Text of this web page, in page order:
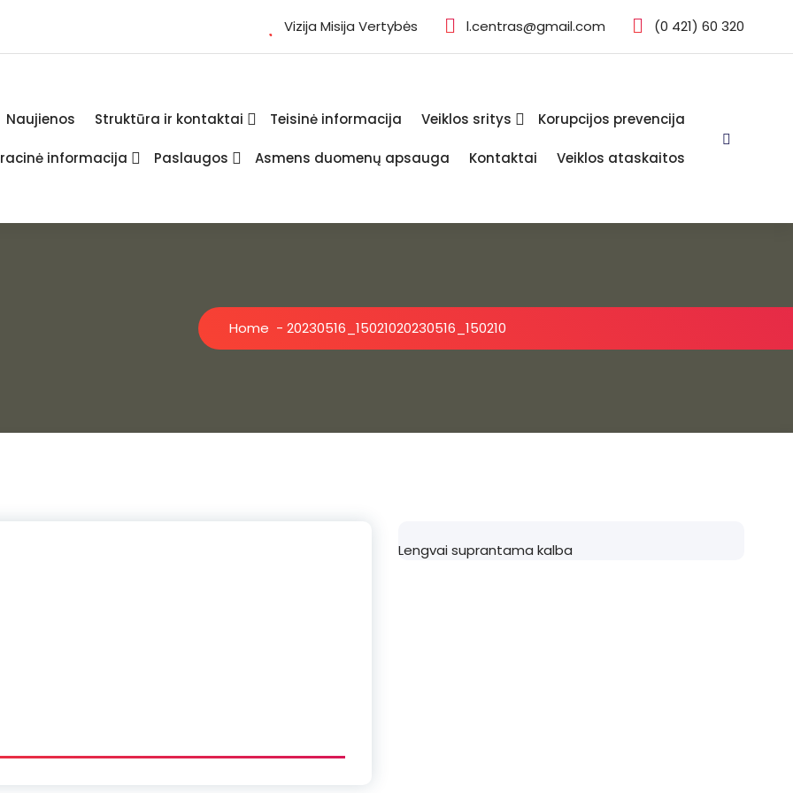
Vizija Misija Vertybės l.centras@gmail.com (0 421) 60 320
Naujienos Struktūra ir kontaktai Teisinė informacija Veiklos sritys Korupcijos prevencija
informacija Paslaugos Asmens duomenų apsauga Kontaktai Veiklos ataskaitos
Home - 20230516_15021020230516_150210
Lengvai suprantama kalba